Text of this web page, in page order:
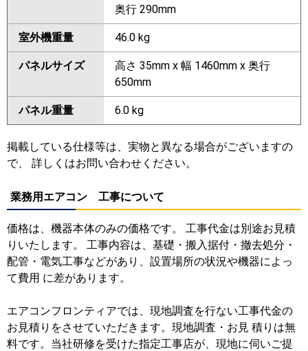
奥行 290mm
室外機重量 46.0 kg
パネルサイズ
高さ 35mm x 幅 1460mm x 奥行
650mm
パネル重量 6.0 kg
掲載している仕様等は、実物と異なる場合がございますの
で、 詳しくはお問い合わせください。
業務用エアコン 工事について
価格は、機器本体のみの価格です。 工事代金は別途お見積
りいたします。 工事内容は、基礎・搬入据付・撤去処分・
配管・電気工事などがあり、設置場所の状況や機器によっ
て費用 に差があります。
エアコンフロンティアでは、現地調査を行ない工事代金の
お見積りをさせていただきます。現地調査・お見 積りは無
料です。当社研修を受けた指定工事店が、現地に伺いご提